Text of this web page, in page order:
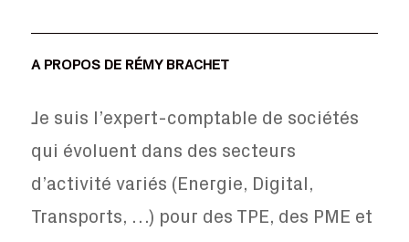
A PROPOS DE RÉMY BRACHET
Je suis l’expert-comptable de sociétés
qui évoluent dans des secteurs
d’activité variés (Energie, Digital,
Transports, …) pour des TPE, des PME et